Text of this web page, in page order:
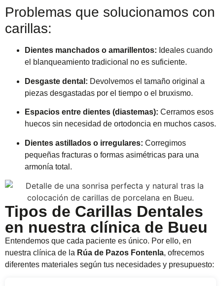
Problemas que solucionamos con
carillas:
Dientes manchados o amarillentos: Ideales cuando
el blanqueamiento tradicional no es suficiente.
Desgaste dental: Devolvemos el tamaño original a
piezas desgastadas por el tiempo o el bruxismo.
Espacios entre dientes (diastemas): Cerramos esos
huecos sin necesidad de ortodoncia en muchos casos.
Dientes astillados o irregulares: Corregimos
pequeñas fracturas o formas asimétricas para una
armonía total.
Tipos de Carillas Dentales
en nuestra clínica de Bueu
Entendemos que cada paciente es único. Por ello, en
nuestra clínica de la Rúa de Pazos Fontenla, ofrecemos
diferentes materiales según tus necesidades y presupuesto: